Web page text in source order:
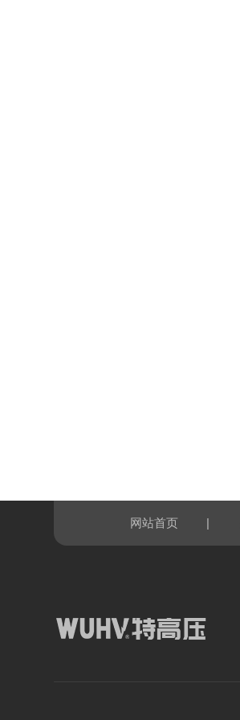
网站首页 |